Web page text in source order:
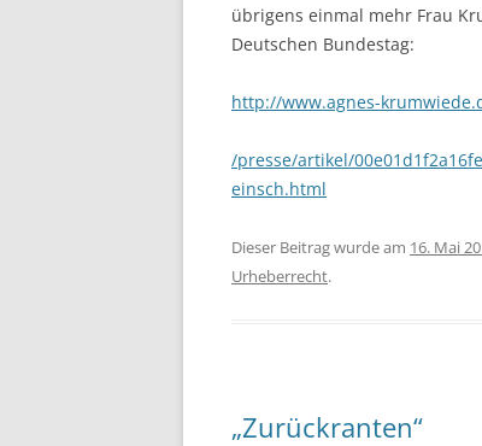
übrigens einmal mehr Frau
Deutschen Bundestag:
http://www.agnes-
/presse/artikel/
einsch.html
Dieser Beitrag wurde am 16. Mai
Urheberrecht.
„Zurückranten“